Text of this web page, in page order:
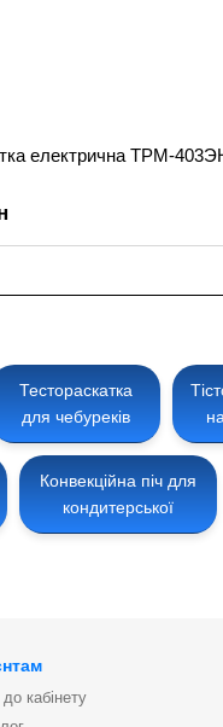
Тестораскатка
для чебуреків
Конвекційна піч для
кондитерської
електрична ТРМ-
до кабінету